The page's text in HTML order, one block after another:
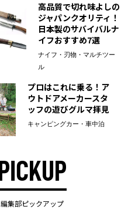
高品質で切れ味よしの
ジャパンクオリティ！
日本製のサバイバルナ
イフおすすめ7選
ナイフ・刃物・マルチツー
ル
プロはこれに乗る！ア
ウトドアメーカースタ
ッフの遊びグルマ拝見
キャンピングカー・車中泊
PICKUP
編集部ピックアップ